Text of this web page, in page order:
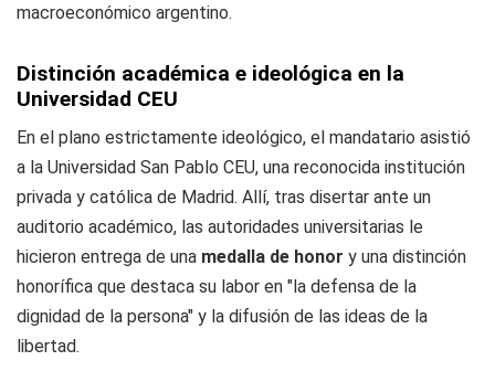
macroeconómico argentino.
Distinción académica e ideológica en la
Universidad CEU
En el plano estrictamente ideológico, el mandatario asistió
a la Universidad San Pablo CEU, una reconocida institución
privada y católica de Madrid. Allí, tras disertar ante un
auditorio académico, las autoridades universitarias le
hicieron entrega de una medalla de honor y una distinción
honorífica que destaca su labor en "la defensa de la
dignidad de la persona" y la difusión de las ideas de la
libertad.